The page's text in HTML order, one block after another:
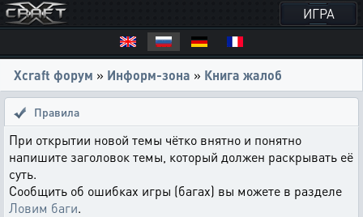
ИГРА
Xcraft форум » Информ-зона » Книга жалоб
Правила
При открытии новой темы чётко внятно и понятно
напишите заголовок темы, который должен раскрывать её
суть.
Сообщить об ошибках игры (багах) вы можете в разделе
Ловим баги.